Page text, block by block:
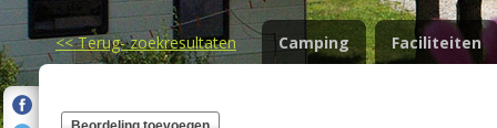
<<Terug- zoekresultaten Camping Faciliteiten